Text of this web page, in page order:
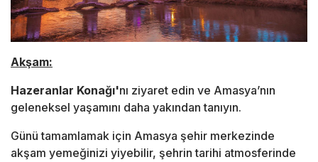
Akşam:
Hazeranlar Konağı'nı ziyaret edin ve Amasya’nın
geleneksel yaşamını daha yakından tanıyın.
Günü tamamlamak için Amasya şehir merkezinde
akşam yemeğinizi yiyebilir, şehrin tarihi atmosferinde